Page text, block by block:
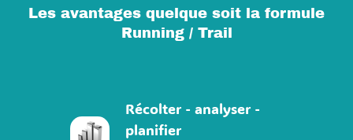
Les avantages quelque soit la formule
Running / Trail
Récolter - analyser -
planifier